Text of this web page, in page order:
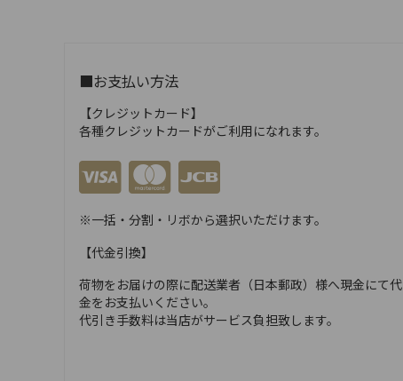
■お支払い方法
【クレジットカード】
各種クレジットカードがご利用になれます。
※一括・分割・リボから選択いただけます。
【代金引換】
荷物をお届けの際に配送業者（日本郵政）様へ現金にて代
金をお支払いください。
代引き手数料は当店がサービス負担致します。